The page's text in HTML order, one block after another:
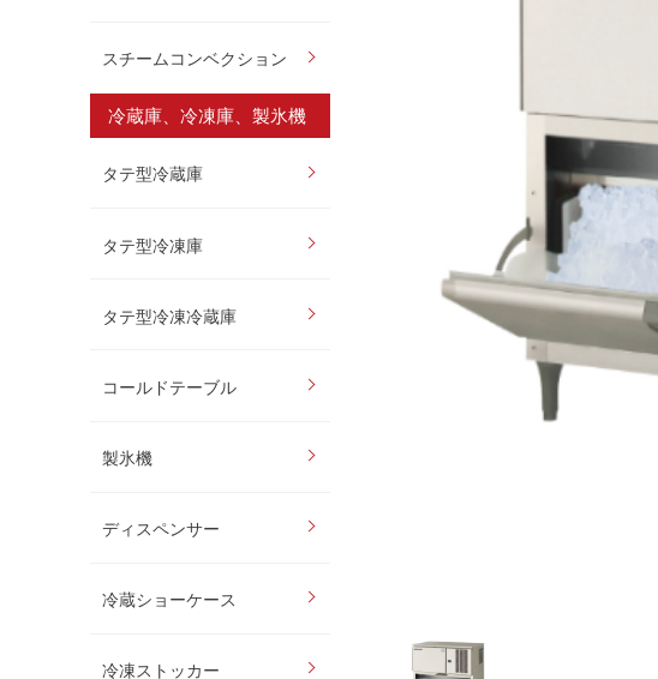
スチームコンベクション
冷蔵庫、冷凍庫、製氷機
タテ型冷蔵庫
タテ型冷凍庫
タテ型冷凍冷蔵庫
コールドテーブル
製氷機
ディスペンサー
冷蔵ショーケース
冷凍ストッカー